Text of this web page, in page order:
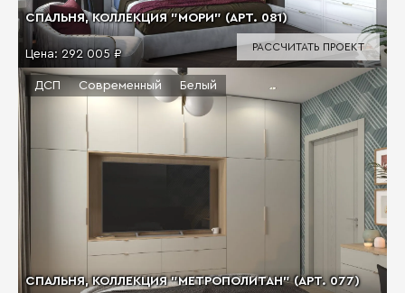
СПАЛЬНЯ, КОЛЛЕКЦИЯ "МОРИ" (АРТ. 081)
Цена: 292 005 ₽
РАССЧИТАТЬ ПРОЕКТ
СПАЛЬНЯ, КОЛЛЕКЦИЯ "МЕТРОПОЛИТАН" (АРТ. 077)
ДСП Современный Белый